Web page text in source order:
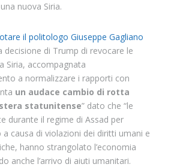
nuova Siria.
il politologo Giuseppe Gagliano
decisione di Trump di revocare le
Siria, accompagnata
a normalizzare i rapporti con
un audace cambio di rotta
statunitense” dato che “le
durante il regime di Assad per
causa di violazioni dei diritti umani e
hanno strangolato l’economia
anche l’arrivo di aiuti umanitari.